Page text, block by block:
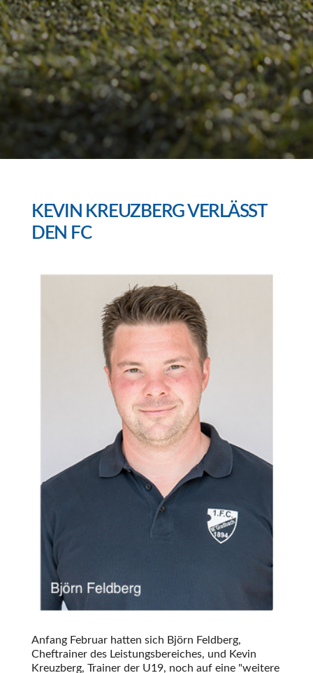
KEVIN KREUZBERG VERLÄSST
DEN FC
Anfang Februar hatten sich Björn Feldberg,
Cheftrainer des Leistungsbereiches, und Kevin
Kreuzberg, Trainer der U19, noch auf eine
weitere